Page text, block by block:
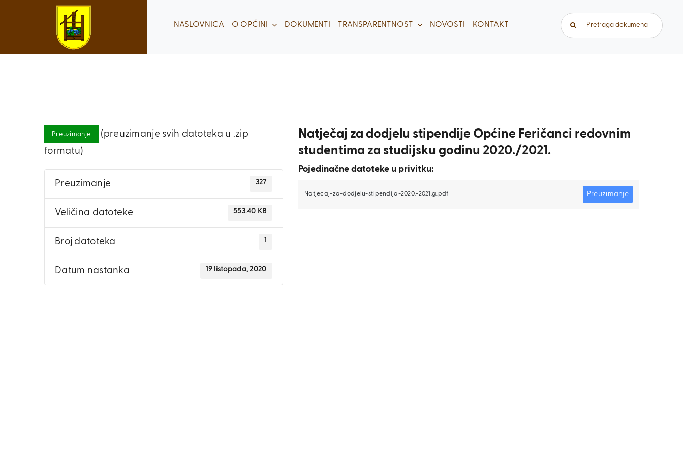
NASLOVNICA O OPĆINI DOKUMENTI TRANSPARENTNOST NOVOSTI KONTAKT Traži...
Preuzimanje
(preuzimanje svih datoteka u .zip
formatu)
Preuzimanje 327
Veličina datoteke 553.40 KB
Broj datoteka 1
Datum nastanka 19 listopada, 2020
Natječaj za dodjelu stipendije Općine Feričanci redovnim
studentima za studijsku godinu 2020./2021.
Pojedinačne datoteke u privitku:
Natjecaj-za-dodjelu-stipendija-2020.-2021.g..pdf Preuzimanje